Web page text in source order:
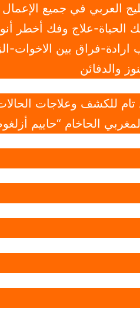
العربي في جميع الإعمال
الحياة-علاج وفك أخطر
فراق بين الاخوات-
والدفائن
تام للكشف وعلاجات
الحاخام “حاييم